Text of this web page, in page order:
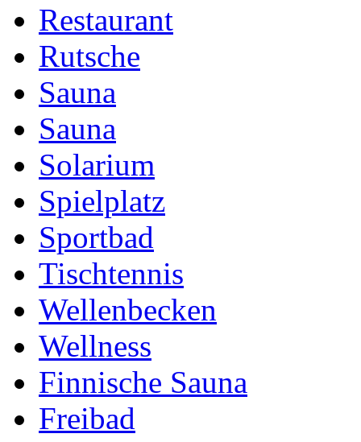
Restaurant
Rutsche
Sauna
Sauna
Solarium
Spielplatz
Sportbad
Tischtennis
Wellenbecken
Wellness
Finnische Sauna
Freibad